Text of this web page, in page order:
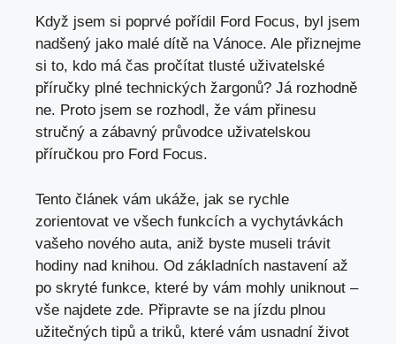
Když jsem si poprvé pořídil Ford Focus, byl jsem
nadšený jako malé dítě na Vánoce. Ale přiznejme
si to, kdo má čas pročítat tlusté uživatelské
příručky plné technických žargonů? Já rozhodně
ne. Proto jsem se rozhodl, že vám přinesu
stručný a zábavný průvodce uživatelskou
příručkou pro Ford Focus.
Tento článek vám ukáže, jak se rychle
zorientovat ve všech funkcích a vychytávkách
vašeho nového auta, aniž byste museli trávit
hodiny nad knihou. Od základních nastavení až
po skryté funkce, které by vám mohly uniknout –
vše najdete zde. Připravte se na jízdu plnou
užitečných tipů a triků, které vám usnadní život